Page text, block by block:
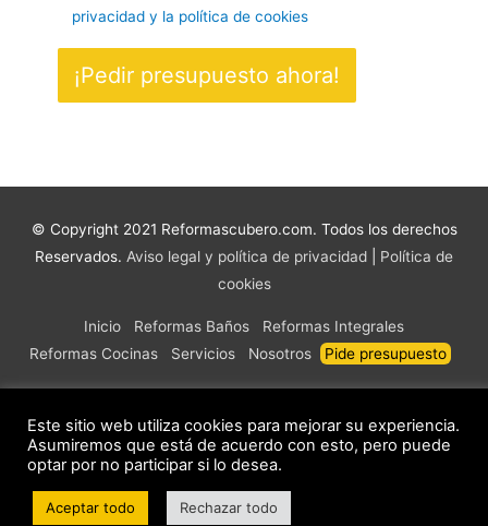
privacidad y la política de cookies
© Copyright 2021 Reformascubero.com. Todos los derechos
Reservados. Aviso legal y política de privacidad
Política de
cookies
Inicio Reformas Baños
Reformas Integrales
Reformas Cocinas
Servicios Nosotros Pide presupuesto
Este sitio web utiliza cookies para mejorar su experiencia.
Asumiremos que está de acuerdo con esto, pero puede
optar por no participar si lo desea.
Aceptar todo Rechazar todo